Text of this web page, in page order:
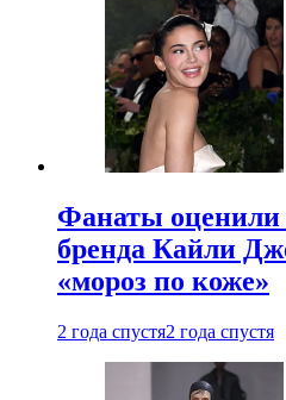
Фанаты оценили
бренда Кайли
«мороз по коже»
2 года спустя2 года спустя